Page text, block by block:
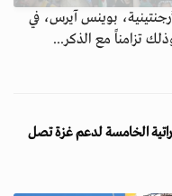
بوينس آيرس، في
تزامناً مع الذكر...
الخامسة لدعم غزة تصل